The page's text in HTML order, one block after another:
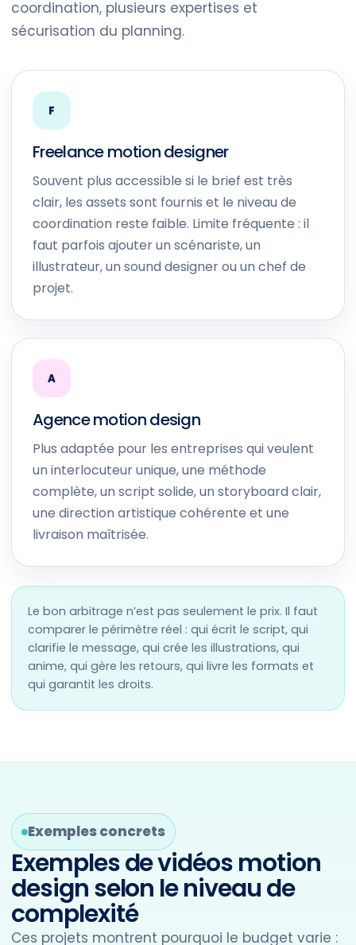
coordination, plusieurs expertises et
sécurisation du planning.
F
Freelance motion designer
Souvent plus accessible si le brief est très
clair, les assets sont fournis et le niveau de
coordination reste faible. Limite fréquente : il
faut parfois ajouter un scénariste, un
illustrateur, un sound designer ou un chef de
projet.
A
Agence motion design
Plus adaptée pour les entreprises qui veulent
un interlocuteur unique, une méthode
complète, un script solide, un storyboard clair,
une direction artistique cohérente et une
livraison maîtrisée.
Le bon arbitrage n’est pas seulement le prix. Il faut
comparer le périmètre réel : qui écrit le script, qui
clarifie le message, qui crée les illustrations, qui
anime, qui gère les retours, qui livre les formats et
qui garantit les droits.
Exemples concrets
Exemples de vidéos motion
design selon le niveau de
complexité
Ces projets montrent pourquoi le budget varie :